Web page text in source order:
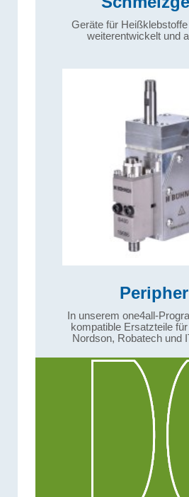
Geräte für
weiterentwickelt und
In unserem one4all-
kompatible Ersatzteile
Nordson, Robatech und